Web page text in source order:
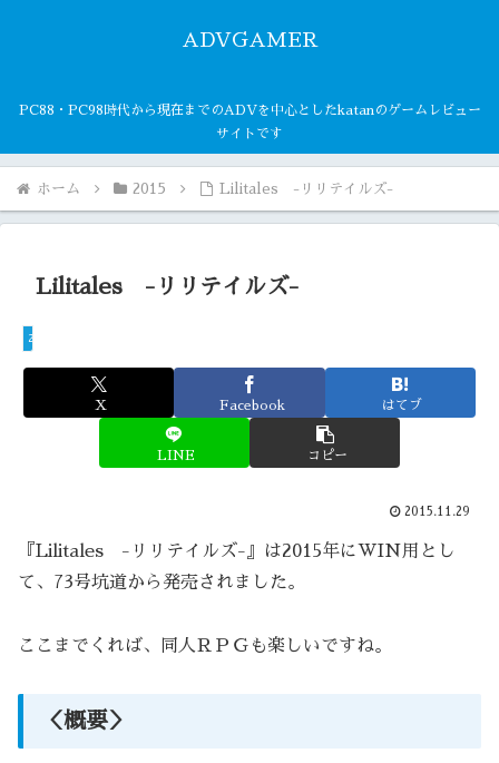
ADVGAMER
PC88・PC98時代から現在までのADVを中心としたkatanのゲームレビュー
サイトです
ホーム 2015 Lilitales -リリテイルズ-
Lilitales -リリテイルズ-
2015
X Facebook はてブ
LINE コピー
2015.11.29
『Lilitales -リリテイルズ-』は2015年にWIN用とし
て、73号坑道から発売されました。
ここまでくれば、同人ＲＰＧも楽しいですね。
＜概要＞